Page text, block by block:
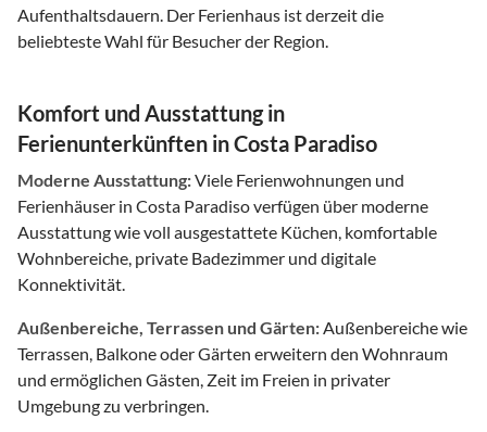
Aufenthaltsdauern. Der Ferienhaus ist derzeit die
beliebteste Wahl für Besucher der Region.
Komfort und Ausstattung in
Ferienunterkünften in Costa Paradiso
Moderne Ausstattung:Viele Ferienwohnungen und
Ferienhäuser in Costa Paradiso verfügen über moderne
Ausstattung wie voll ausgestattete Küchen, komfortable
Wohnbereiche, private Badezimmer und digitale
Konnektivität.
Außenbereiche, Terrassen und Gärten: Außenbereiche wie
Terrassen, Balkone oder Gärten erweitern den Wohnraum
und ermöglichen Gästen, Zeit im Freien in privater
Umgebung zu verbringen.